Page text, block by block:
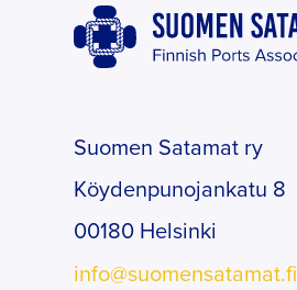
Suomen Satamat ry
Köydenpunojankatu 8
00180 Helsinki
info@suomensatamat.fi